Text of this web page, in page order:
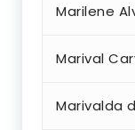
Marilene
Marival
Marivalda